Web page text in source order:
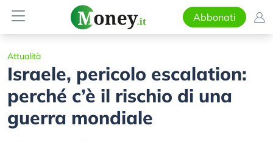
Abbonati
Attualità
Israele, pericolo escalation:
perché c’è il rischio di una
guerra mondiale